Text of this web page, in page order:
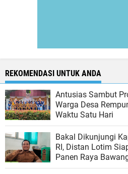
REKOMENDASI UNTUK ANDA
Antusias Sambut
Warga Desa
Waktu Satu Hari
Bakal Dikunjungi
RI, Distan Lotim
Panen Raya